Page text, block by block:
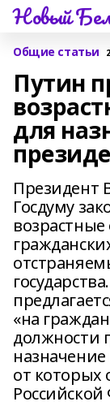
Новый
Общие статьи
Путин
для
Президент
Госдуму
«на
должности
от которых